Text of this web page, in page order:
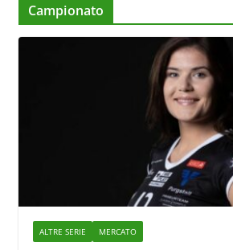
Campionato
ALTRE SERIE MERCATO